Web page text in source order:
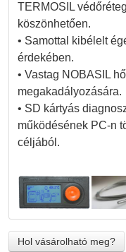
TERMOSIL
köszönhetően.
• Samottal kibélelt
érdekében.
• Vastag NOBASIL
megakadályozására.
• SD kártyás
működésének PC-n
céljából.
Hol vásárolható meg?